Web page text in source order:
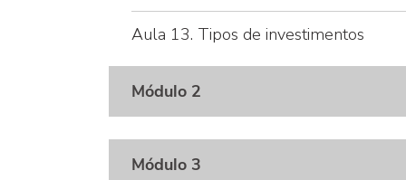
Aula 13. Tipos de investimentos
Módulo 2
Módulo 3